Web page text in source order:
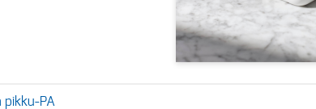
pikku-PA